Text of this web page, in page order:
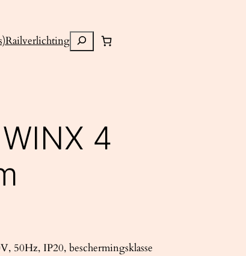
RailverlichtingZoeken
4
50Hz, IP20, beschermingsklasse